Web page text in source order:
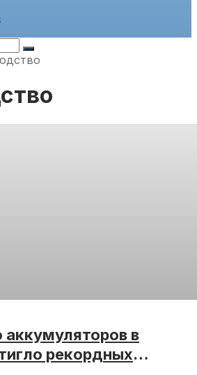
аккумуляторов в
рекордных